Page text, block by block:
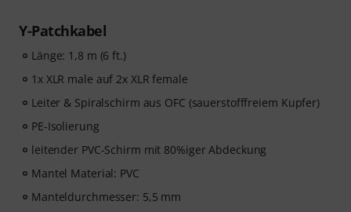
Y-Patchkabel
Länge: 1,8 m (6 ft.)
1x XLR male auf 2x XLR female
Leiter & Spiralschirm aus OFC (sauerstofffreiem Kupfer)
PE-Isolierung
leitender PVC-Schirm mit 80%iger Abdeckung
Mantel Material: PVC
Manteldurchmesser: 5,5 mm